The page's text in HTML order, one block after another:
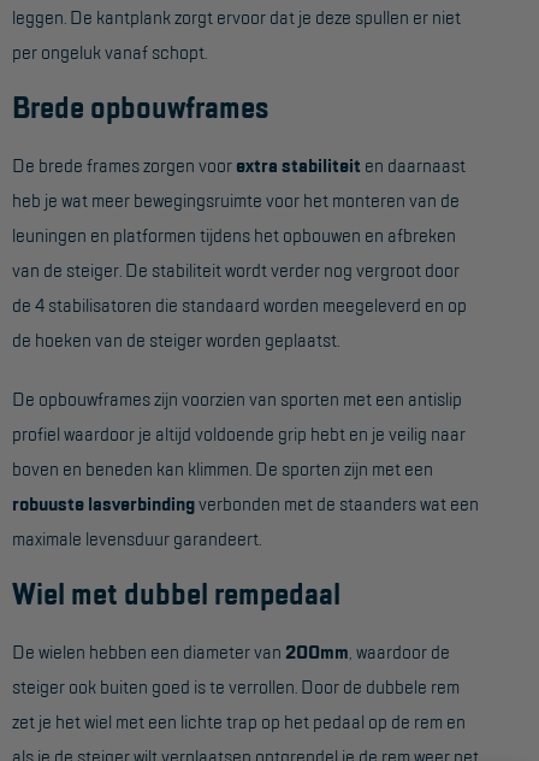
Keuring en Inspectie
Ladders en trappen
Steigers
Reparatie en onderhoud
Aanmelden Inspectiewekker
OVER ONS
Dealers
Werken bij ons
Product video's
Blog
Tips en trucs
leggen. De kantplank zorgt ervoor dat je deze spullen er niet
per ongeluk vanaf schopt.
Brede opbouwframes
De brede frames zorgen voor extra stabiliteit en daarnaast
heb je wat meer bewegingsruimte voor het monteren van de
leuningen en platformen tijdens het opbouwen en afbreken
van de steiger. De stabiliteit wordt verder nog vergroot door
de 4 stabilisatoren die standaard worden meegeleverd en op
de hoeken van de steiger worden geplaatst.
De opbouwframes zijn voorzien van sporten met een antislip
profiel waardoor je altijd voldoende grip hebt en je veilig naar
boven en beneden kan klimmen. De sporten zijn met een
robuuste lasverbindingverbonden met de staanders wat een
maximale levensduur garandeert.
Wiel met dubbel rempedaal
De wielen hebben een diameter van 200mm , waardoor de
steiger ook buiten goed is te verrollen. Door de dubbele rem
zet je het wiel met een lichte trap op het pedaal op de rem en
als je de steiger wilt verplaatsen ontgrendel je de rem weer net